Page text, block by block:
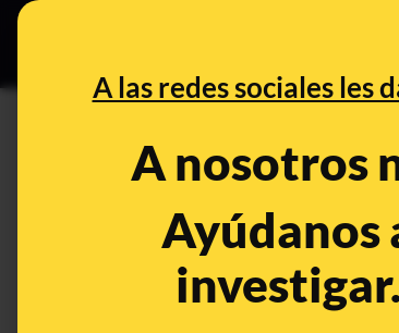
A las redes sociales les
A nosotros
Ayúdanos
investigar.
Qué sabemos del
cuchillo en el bordillo
Sep 2, 2024, 3:16:09 PM